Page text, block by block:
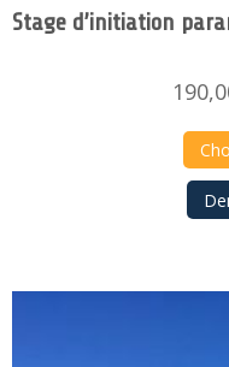
Stage d’initiation